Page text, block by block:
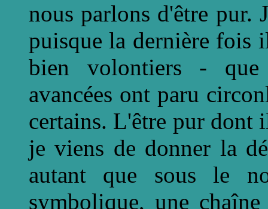
nous parlons d'être pur.
puisque la dernière fois
bien volontiers - que
avancées ont paru
certains. L'être pur dont
je viens de donner la
autant que sous le
symbolique, une